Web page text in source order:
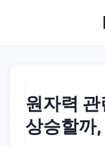
원자력
상승할까